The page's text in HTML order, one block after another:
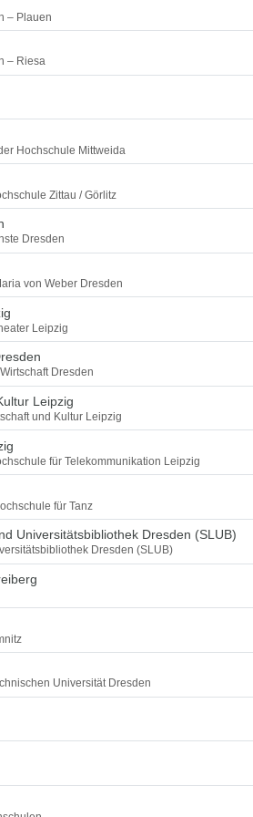
– Plauen
– Riesa
Hochschule Mittweida
Zittau / Görlitz
Dresden
von Weber Dresden
Leipzig
Dresden
Leipzig
und Kultur Leipzig
für Telekommunikation Leipzig
für Tanz
Universitätsbibliothek Dresden (SLUB)
Dresden (SLUB)
Universität Dresden